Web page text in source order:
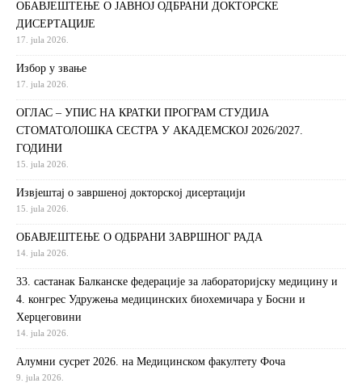
ОБАВЈЕШТЕЊЕ О ЈАВНОЈ ОДБРАНИ ДОКТОРСКЕ
ДИСЕРТАЦИЈЕ
17. jula 2026.
Избор у звање
17. jula 2026.
ОГЛАС – УПИС НА КРАТКИ ПРОГРАМ СТУДИЈА
СТОМАТОЛОШКА СЕСТРА У АКАДЕМСКОЈ 2026/2027.
ГОДИНИ
15. jula 2026.
Извjeштaj o зaвршeнoj дoктoрскoj дисeртaциjи
15. jula 2026.
ОБАВЈЕШТЕЊЕ О ОДБРАНИ ЗАВРШНОГ РАДА
14. jula 2026.
33. састанак Балканске федерације за лабораторијску медицину и
4. конгрес Удружења медицинских биохемичара у Босни и
Херцеговини
14. jula 2026.
Алумни сусрет 2026. на Медицинском факултету Фоча
9. jula 2026.